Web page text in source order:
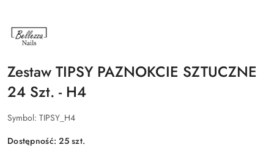
NAZWA
PRODUCENTA:
BELLEZZA
Zestaw TIPSY PAZNOKCIE SZTUCZNE
24 Szt. - H4
Symbol: TIPSY_H4
Dostępność:25szt.